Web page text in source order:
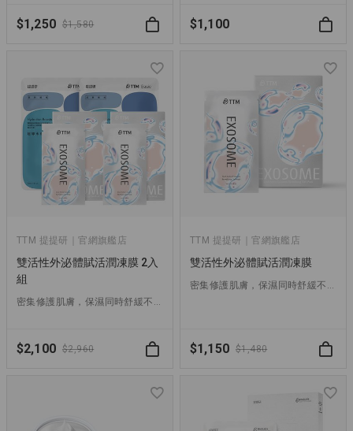
$1,250 $1,580 $1,100
TTM 提提研｜官網旗艦店
雙活性外泌體賦活潤凍膜 2入
組
密集修護肌膚，保濕同時舒緩不適，強化肌膚防禦力，淡化細紋、延緩老化
$2,100 $2,960
TTM 提提研｜官網旗艦店
雙活性外泌體賦活潤凍膜
密集修護肌膚，保濕同時舒緩不適，強化肌膚防禦力，淡化細紋、延緩老化
$1,150 $1,480